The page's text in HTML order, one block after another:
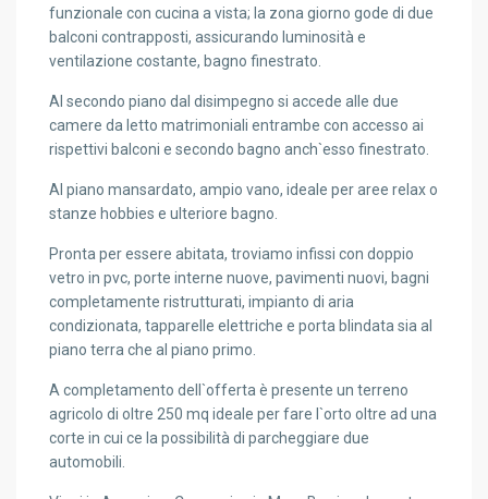
funzionale con cucina a vista; la zona giorno gode di due
balconi contrapposti, assicurando luminosità e
ventilazione costante, bagno finestrato.
Al secondo piano dal disimpegno si accede alle due
camere da letto matrimoniali entrambe con accesso ai
rispettivi balconi e secondo bagno anch`esso finestrato.
Al piano mansardato, ampio vano, ideale per aree relax o
stanze hobbies e ulteriore bagno.
Pronta per essere abitata, troviamo infissi con doppio
vetro in pvc, porte interne nuove, pavimenti nuovi, bagni
completamente ristrutturati, impianto di aria
condizionata, tapparelle elettriche e porta blindata sia al
piano terra che al piano primo.
A completamento dell`offerta è presente un terreno
agricolo di oltre 250 mq ideale per fare l`orto oltre ad una
corte in cui ce la possibilità di parcheggiare due
automobili.